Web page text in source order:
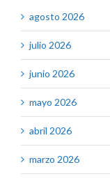
agosto 2026
julio 2026
junio 2026
mayo 2026
abril 2026
marzo 2026